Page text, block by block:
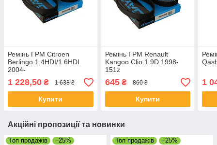
Ремінь ГРМ Citroen
Berlingo 1.4HDI/1.6HDI
2004-
1 228,50 ₴ 1 638 ₴
Купити
Ремінь ГРМ Renault
Kangoo Clio 1.9D 1998-
151z
645₴ 860 ₴
Купити
1
Акційні пропозиції та новинки
Топ продажів –25% Топ продажів –25%